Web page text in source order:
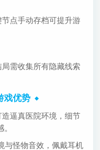
点手动存档可提升游
需收集所有隐藏线索
戏优势
逼真医院环境，细节
与怪物音效，佩戴耳机